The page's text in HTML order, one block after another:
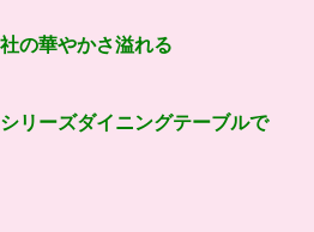
の華やかさ溢れる
リーズダイニングテーブルで